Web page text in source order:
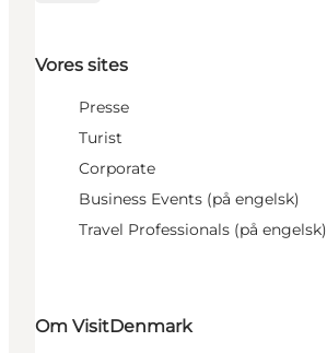
Vores sites
Presse
Turist
Corporate
Business Events (på engelsk)
Travel Professionals (på engelsk)
Om VisitDenmark